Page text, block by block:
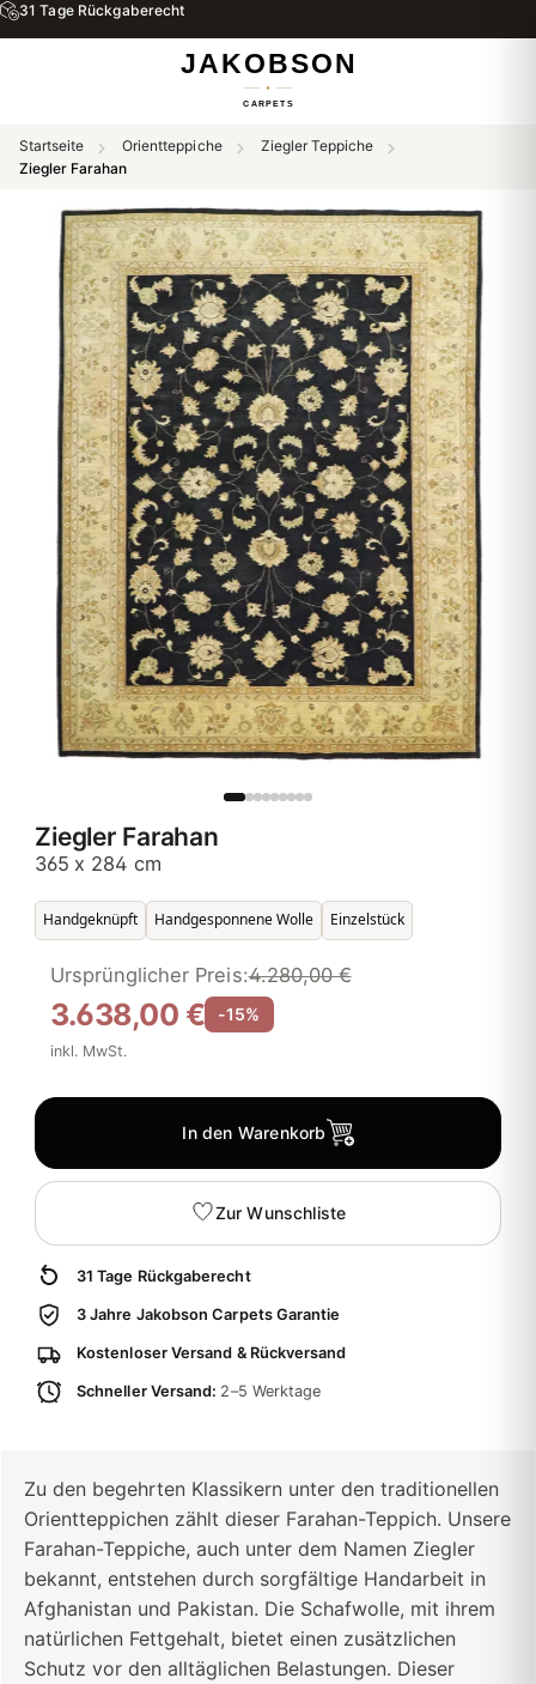
31 Tage Rückgaberecht
Startseite Orientteppiche
Ziegler Teppiche
Ziegler Farahan
Ziegler Farahan
365 x 284 cm
Handgeknüpft Handgesponnene Wolle Einzelstück
3.638,00 €
Ursprünglicher Preis:4.280,00 €
-15%
inkl. MwSt.
In den Warenkorb
Zur Wunschliste
31 Tage Rückgaberecht
3 Jahre Jakobson Carpets Garantie
Kostenloser Versand & Rückversand
Schneller Versand: 2–5 Werktage
Zu den begehrten Klassikern unter den traditionellen
Orientteppichen zählt dieser Farahan-Teppich. Unsere
Farahan-Teppiche, auch unter dem Namen Ziegler
bekannt, entstehen durch sorgfältige Handarbeit in
Afghanistan und Pakistan. Die Schafwolle, mit ihrem
natürlichen Fettgehalt, bietet einen zusätzlichen
Schutz vor den alltäglichen Belastungen. Dieser